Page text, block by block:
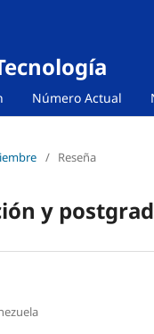
Número Actual
/ Reseña
y